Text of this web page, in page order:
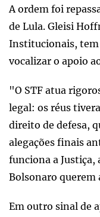
A ordem foi
de Lula. Gleisi
Institucionais, tem
vocalizar o apoio
"O STF atua
legal: os réus
direito de defesa,
alegações finais
funciona a
Bolsonaro querem
Em outro sinal de